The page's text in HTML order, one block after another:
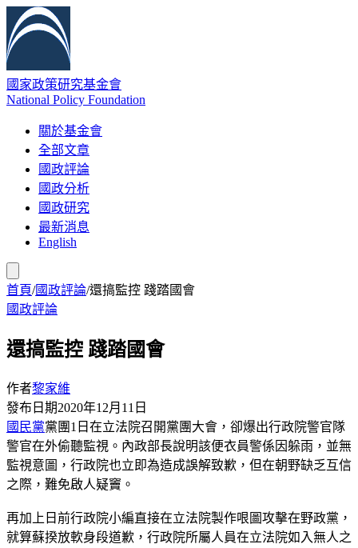
國家政策研究基金會
National Policy Foundation
關於基金會
全部文章
國政評論
國政分析
國政研究
最新消息
English
首頁/國政評論/還搞監控 踐踏國會
國政評論
還搞監控 踐踏國會
作者黎家維
發布日期2020年12月11日
國民黨黨團1日在立法院召開黨團大會，卻爆出行政院警官隊
警官在外偷聽監視。內政部長說明該便衣員警係因躲雨，並無
監視意圖，行政院也立即為造成誤解致歉，但在朝野缺乏互信
之際，難免啟人疑竇。
再加上日前行政院小編直接在立法院製作哏圖攻擊在野政黨，
就算蘇揆放軟身段道歉，行政院所屬人員在立法院如入無人之